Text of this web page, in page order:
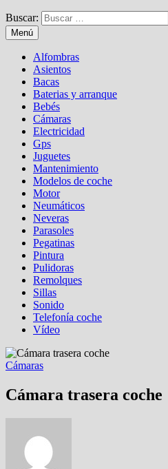
Buscar:
Menú
Alfombras
Asientos
Bacas
Baterias y arranque
Bebés
Cámaras
Electricidad
Gps
Juguetes
Mantenimiento
Modelos de coche
Motor
Neumáticos
Neveras
Parasoles
Pegatinas
Pintura
Pulidoras
Remolques
Sillas
Sonido
Telefonía coche
Vídeo
Cámaras
Cámara trasera coche